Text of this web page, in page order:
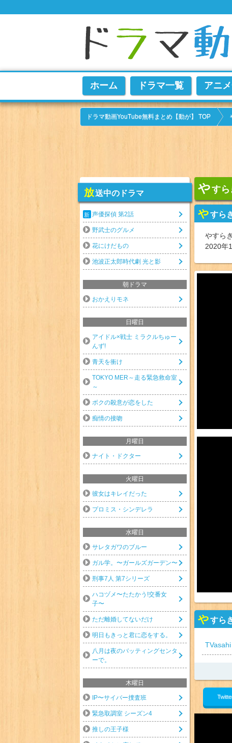
ホーム ドラマ一覧 アニ
ドラマ動画YouTube無料まとめ【動が】 TOP
やすら
やすら
やすら
2020年
やすら
TVasahi
放送中のドラマ
声優探偵 第2話
野武士のグルメ
花にけだもの
池波正太郎時代劇 光と影
朝ドラマ
おかえりモネ
日曜日
アイドル×戦士 ミラクルちゅー
んず!
青天を衝け
TOKYO MER～走る緊急救命室
～
ボクの殺意が恋をした
痴情の接吻
月曜日
ナイト・ドクター
火曜日
彼女はキレイだった
プロミス・シンデレラ
水曜日
サレタガワのブルー
ガル学。〜ガールズガーデン〜
刑事7人 第7シリーズ
ハコヅメ〜たたかう!交番女
子〜
ただ離婚してないだけ
明日もきっと君に恋をする。
八月は夜のバッティングセンタ
ーで。
木曜日
IP〜サイバー捜査班
緊急取調室 シーズン4
推しの王子様